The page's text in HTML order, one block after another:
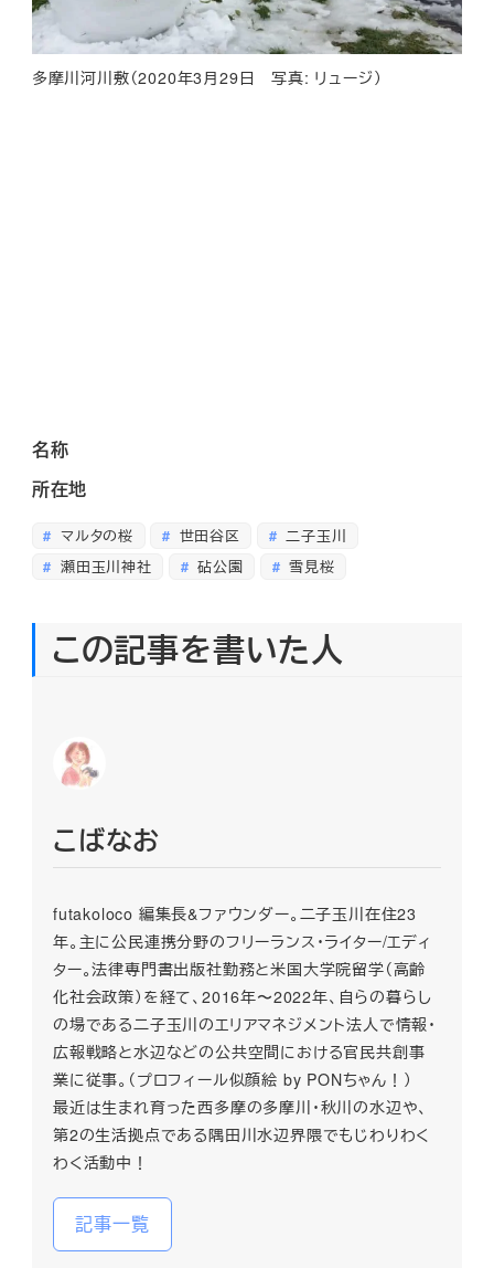
多摩川河川敷（2020年3月29日 写真: リュージ）
名称
所在地
マルタの桜 世田谷区
二子玉川
瀬田玉川神社
砧公園 雪見桜
この記事を書いた人
こばなお
futakoloco 編集長&ファウンダー。二子玉川在住23
年。主に公民連携分野のフリーランス・ライター/エディ
ター。法律専門書出版社勤務と米国大学院留学（高齢
化社会政策）を経て、2016年〜2022年、自らの暮らし
の場である二子玉川のエリアマネジメント法人で情報・
広報戦略と水辺などの公共空間における官民共創事
業に従事。（プロフィール似顔絵 by PONちゃん！）
最近は生まれ育った西多摩の多摩川・秋川の水辺や、
第2の生活拠点である隅田川水辺界隈でもじわりわく
わく活動中！
記事一覧